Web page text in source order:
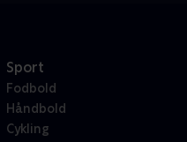
Sport
Fodbold
Håndbold
Cykling